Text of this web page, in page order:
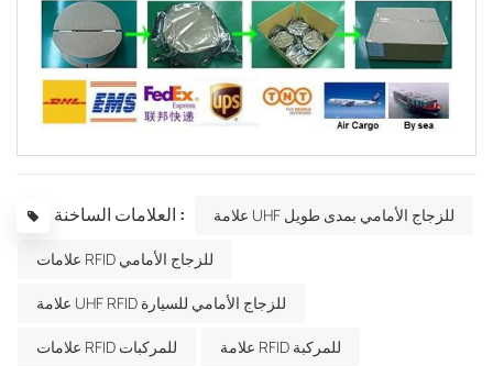
العلامات الساخنة : علامة UHF للزجاج الأمامي بمدى طويل
علامات RFID للزجاج الأمامي
علامة UHF RFID للزجاج الأمامي للسيارة
علامات RFID للمركبات علامة RFID للمركبة